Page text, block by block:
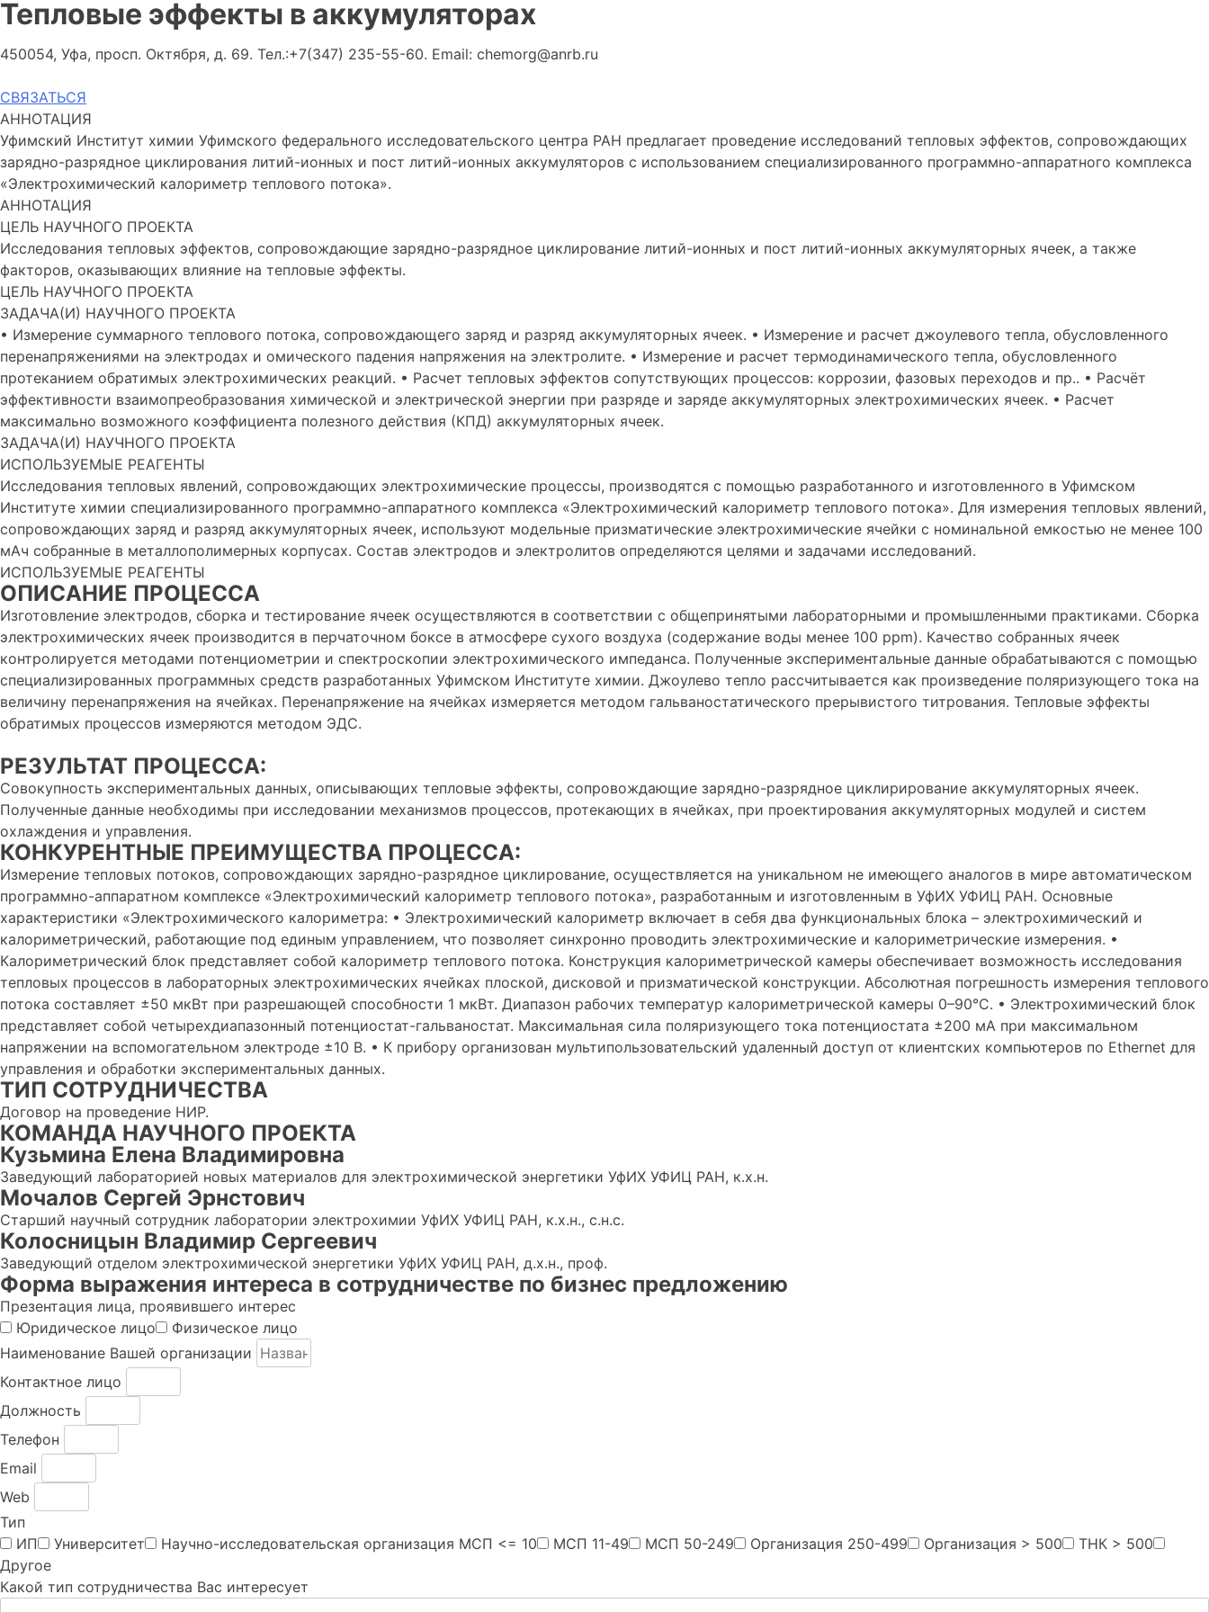
Тепловые эффекты в аккумуляторах
450054, Уфа, просп. Октября, д. 69. Тел.:+7(347) 235-55-60. Email: chemorg@anrb.ru
СВЯЗАТЬСЯ
АННОТАЦИЯ
Уфимский Институт химии Уфимского федерального исследовательского центра РАН предлагает проведение исследований тепловых эффектов, сопровождающих
зарядно-разрядное циклирования литий-ионных и пост литий-ионных аккумуляторов с использованием специализированного программно-аппаратного комплекса
«Электрохимический калориметр теплового потока».
АННОТАЦИЯ
ЦЕЛЬ НАУЧНОГО ПРОЕКТА
Исследования тепловых эффектов, сопровождающие зарядно-разрядное циклирование литий-ионных и пост литий-ионных аккумуляторных ячеек, а также
факторов, оказывающих влияние на тепловые эффекты.
ЦЕЛЬ НАУЧНОГО ПРОЕКТА
ЗАДАЧА(И) НАУЧНОГО ПРОЕКТА
• Измерение суммарного теплового потока, сопровождающего заряд и разряд аккумуляторных ячеек. • Измерение и расчет джоулевого тепла, обусловленного
перенапряжениями на электродах и омического падения напряжения на электролите. • Измерение и расчет термодинамического тепла, обусловленного
протеканием обратимых электрохимических реакций. • Расчет тепловых эффектов сопутствующих процессов: коррозии, фазовых переходов и пр.. • Расчёт
эффективности взаимопреобразования химической и электрической энергии при разряде и заряде аккумуляторных электрохимических ячеек. • Расчет
максимально возможного коэффициента полезного действия (КПД) аккумуляторных ячеек.
ЗАДАЧА(И) НАУЧНОГО ПРОЕКТА
ИСПОЛЬЗУЕМЫЕ РЕАГЕНТЫ
Исследования тепловых явлений, сопровождающих электрохимические процессы, производятся с помощью разработанного и изготовленного в Уфимском
Институте химии специализированного программно-аппаратного комплекса «Электрохимический калориметр теплового потока». Для измерения тепловых явлений,
сопровождающих заряд и разряд аккумуляторных ячеек, используют модельные призматические электрохимические ячейки с номинальной емкостью не менее 100
мАч собранные в металлополимерных корпусах. Состав электродов и электролитов определяются целями и задачами исследований.
ИСПОЛЬЗУЕМЫЕ РЕАГЕНТЫ
ОПИСАНИЕ ПРОЦЕССА
Изготовление электродов, сборка и тестирование ячеек осуществляются в соответствии с общепринятыми лабораторными и промышленными практиками. Сборка
электрохимических ячеек производится в перчаточном боксе в атмосфере сухого воздуха (содержание воды менее 100 ppm). Качество собранных ячеек
контролируется методами потенциометрии и спектроскопии электрохимического импеданса. Полученные экспериментальные данные обрабатываются с помощью
специализированных программных средств разработанных Уфимском Институте химии. Джоулево тепло рассчитывается как произведение поляризующего тока на
величину перенапряжения на ячейках. Перенапряжение на ячейках измеряется методом гальваностатического прерывистого титрования. Тепловые эффекты
обратимых процессов измеряются методом ЭДС.
РЕЗУЛЬТАТ ПРОЦЕССА:
Совокупность экспериментальных данных, описывающих тепловые эффекты, сопровождающие зарядно-разрядное циклирирование аккумуляторных ячеек.
Полученные данные необходимы при исследовании механизмов процессов, протекающих в ячейках, при проектирования аккумуляторных модулей и систем
охлаждения и управления.
КОНКУРЕНТНЫЕ ПРЕИМУЩЕСТВА ПРОЦЕССА:
Измерение тепловых потоков, сопровождающих зарядно-разрядное циклирование, осуществляется на уникальном не имеющего аналогов в мире автоматическом
программно-аппаратном комплексе «Электрохимический калориметр теплового потока», разработанным и изготовленным в УфИХ УФИЦ РАН. Основные
характеристики «Электрохимического калориметра: • Электрохимический калориметр включает в себя два функциональных блока – электрохимический и
калориметрический, работающие под единым управлением, что позволяет синхронно проводить электрохимические и калориметрические измерения. •
Калориметрический блок представляет собой калориметр теплового потока. Конструкция калориметрической камеры обеспечивает возможность исследования
тепловых процессов в лабораторных электрохимических ячейках плоской, дисковой и призматической конструкции. Абсолютная погрешность измерения теплового
потока составляет ±50 мкВт при разрешающей способности 1 мкВт. Диапазон рабочих температур калориметрической камеры 0–90°С. • Электрохимический блок
представляет собой четырехдиапазонный потенциостат-гальваностат. Максимальная сила поляризующего тока потенциостата ±200 мА при максимальном
напряжении на вспомогательном электроде ±10 В. • К прибору организован мультипользовательский удаленный доступ от клиентских компьютеров по Ethernet для
управления и обработки экспериментальных данных.
ТИП СОТРУДНИЧЕСТВА
Договор на проведение НИР.
КОМАНДА НАУЧНОГО ПРОЕКТА
Кузьмина Елена Владимировна
Заведующий лабораторией новых материалов для электрохимической энергетики УфИХ УФИЦ РАН, к.х.н.
Мочалов Сергей Эрнстович
Старший научный сотрудник лаборатории электрохимии УфИХ УФИЦ РАН, к.х.н., с.н.с.
Колосницын Владимир Сергеевич
Заведующий отделом электрохимической энергетики УфИХ УФИЦ РАН, д.х.н., проф.
Форма выражения интереса в сотрудничестве по бизнес предложению
Презентация лица, проявившего интерес
Юридическое лицо
Физическое лицо
Наименование Вашей организации
Контактное лицо
Должность
Телефон
Email
Web
Тип
ИП
Университет Научно-исследовательская организация МСП <= 10 МСП 11-49 МСП 50-249 Организация 250-499 Организация > 500
ТНК > 500
Другое
Какой тип сотрудничества Вас интересует